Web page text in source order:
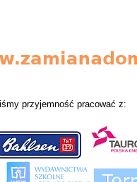
przyjemność pracować z: